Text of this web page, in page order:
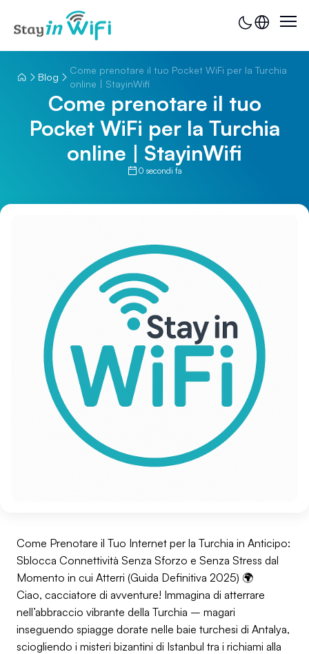
Blog
Come prenotare il tuo Pocket WiFi per la Turchia
online | StayinWifi
Come prenotare il tuo
Pocket WiFi per la Turchia
online | StayinWifi
0 secondi fa
Come Prenotare il Tuo Internet per la Turchia in Anticipo:
Sblocca Connettività Senza Sforzo e Senza Stress dal
Momento in cui Atterri (Guida Definitiva 2025) 🌍
Ciao, cacciatore di avventure! Immagina di atterrare
nell’abbraccio vibrante della Turchia – magari
inseguendo spiagge dorate nelle baie turchesi di Antalya,
sciogliendo i misteri bizantini di Istanbul tra i richiami alla